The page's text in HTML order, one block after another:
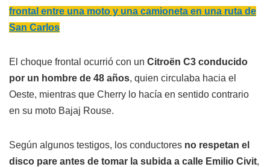
frontal entre una moto y una camioneta en una ruta de
San Carlos
El choque frontal ocurrió con un Citroën C3 conducido
por un hombre de 48 años, quien circulaba hacia el
Oeste, mientras que Cherry lo hacía en sentido contrario
en su moto Bajaj Rouse.
Según algunos testigos, los conductores no respetan el
disco pare antes de tomar la subida a calle Emilio Civit,